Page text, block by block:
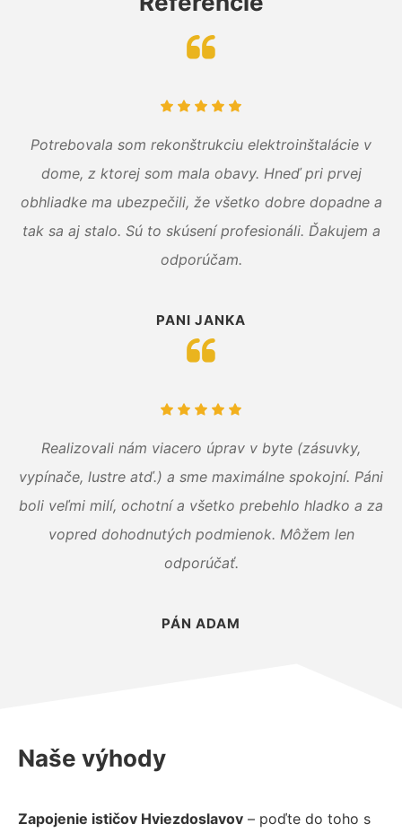
Potrebovala som rekonštrukciu elektroinštalácie v
dome, z ktorej som mala obavy. Hneď pri prvej
obhliadke ma ubezpečili, že všetko dobre dopadne a
tak sa aj stalo. Sú to skúsení profesionáli. Ďakujem a
odporúčam.
PANI JANKA
Realizovali nám viacero úprav v byte (zásuvky,
vypínače, lustre atď.) a sme maximálne spokojní. Páni
boli veľmi milí, ochotní a všetko prebehlo hladko a za
vopred dohodnutých podmienok. Môžem len
odporúčať.
PÁN ADAM
Naše výhody
Zapojenie ističov Hviezdoslavov – poďte do toho s